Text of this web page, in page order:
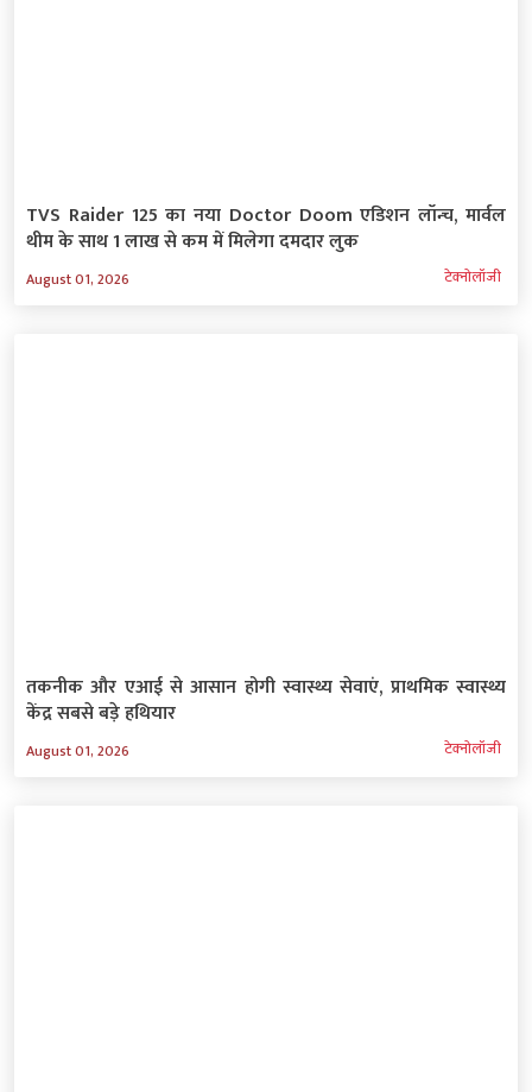
TVS Raider 125 का नया Doctor Doom एडिशन लॉन्च, मार्वल
थीम के साथ 1 लाख से कम में मिलेगा दमदार लुक
August 01, 2026 टेक्‍नोलॉजी
तकनीक और एआई से आसान होगी स्वास्थ्य सेवाएं, प्राथमिक स्वास्थ्य
केंद्र सबसे बड़े हथियार
August 01, 2026 टेक्‍नोलॉजी